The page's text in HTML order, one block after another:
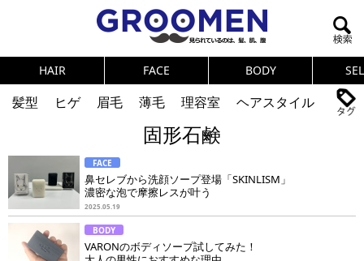
HAIR FACE BODY
髪型 ヒゲ 眉毛 薄毛 理容室
ヘアスタイル
ニオイ
連載
メンズコスメ
NEWS PICK UP 筋肉
女の本音
テストステロン
海外セレブ
健康
スキンケア 食事
調査結果
固形石鹸
FACE
鼻セレブから洗顔ソープ登場「SKINLISM」
濃密な泡で摩擦レスが叶う
2025.05.19
BODY
VARONのボディソープ試してみた！